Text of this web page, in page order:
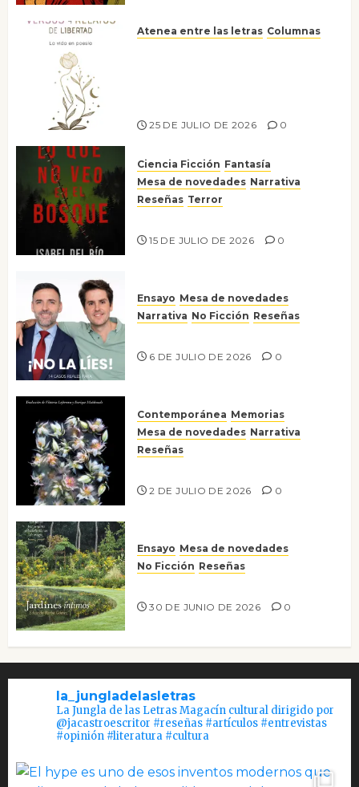
Atenea entre las letras Columnas
25 DE JULIO DE 2026 0
Ciencia Ficción Fantasía
Mesa de novedades Narrativa
Reseñas Terror
15 DE JULIO DE 2026 0
Ensayo Mesa de novedades
Narrativa No Ficción Reseñas
6 DE JULIO DE 2026 0
Contemporánea Memorias
Mesa de novedades Narrativa
Reseñas
2 DE JULIO DE 2026 0
Ensayo Mesa de novedades
No Ficción Reseñas
30 DE JUNIO DE 2026 0
la_jungladelasletras
La Jungla de las Letras Magacín cultural dirigido por
@jacastroescritor #reseñas #artículos #entrevistas
#opinión #literatura #cultura